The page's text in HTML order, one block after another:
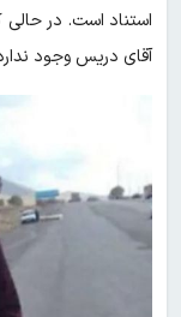
استناد است. در حالی
آقای دریس وجود